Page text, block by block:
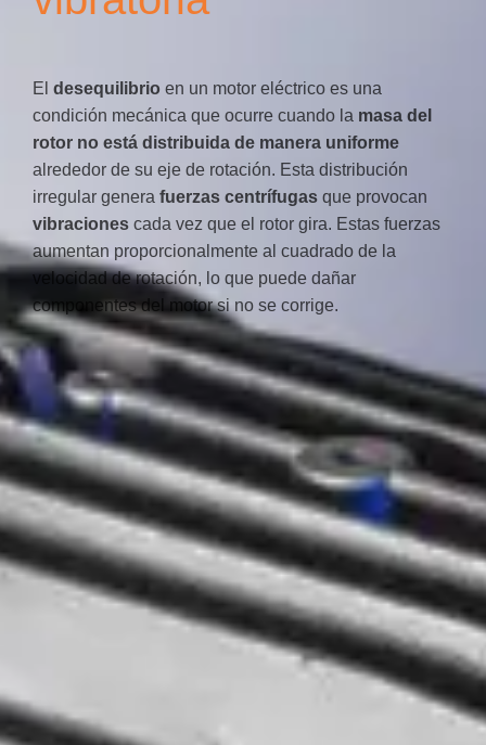
El desequilibrio en un motor eléctrico es una
condición mecánica que ocurre cuando la masa del
rotor no está distribuida de manera uniforme
alrededor de su eje de rotación. Esta distribución
irregular genera fuerzas centrífugas que provocan
vibraciones cada vez que el rotor gira. Estas fuerzas
aumentan proporcionalmente al cuadrado de la
velocidad de rotación, lo que puede dañar
componentes del motor si no se corrige.